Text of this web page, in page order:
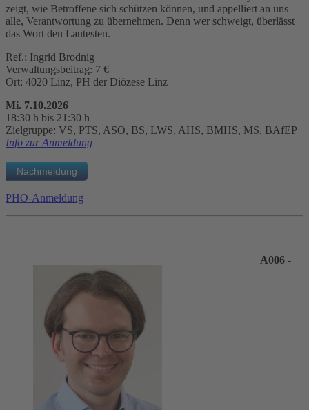
zeigt, wie Betroffene sich schützen können, und appelliert an uns
alle, Verantwortung zu übernehmen. Denn wer schweigt, überlässt
das Wort den Lautesten.
Ref.: Ingrid Brodnig
Verwaltungsbeitrag: 7 €
Ort: 4020 Linz, PH der Diözese Linz
Mi. 7.10.2026
18:30 h bis 21:30 h
Zielgruppe: VS, PTS, ASO, BS, LWS, AHS, BMHS, MS, BAfEP
Info zur Anmeldung
PHO-Anmeldung
A006 -